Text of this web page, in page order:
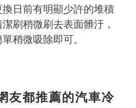
日前有明顯少許的堆積
刷稍微刷去表面髒汙，
稍微吸除即可。
都推薦的汽車冷